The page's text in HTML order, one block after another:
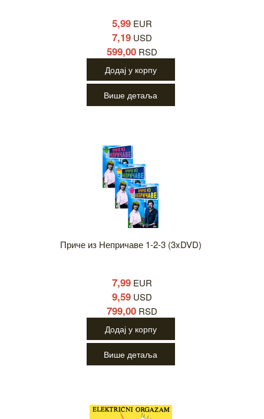
5,99 EUR
7,19 USD
599,00 RSD
Додај у корпу
Више детаља
Приче из Непричаве 1-2-3 (3xDVD)
7,99 EUR
9,59 USD
799,00 RSD
Додај у корпу
Више детаља